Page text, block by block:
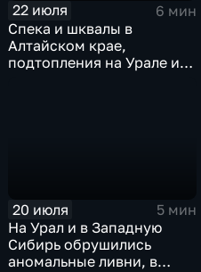
22 июля
6 мин
Спека и шквалы в
Алтайском крае,
подтопления на Урале и
20 июля
5 мин
На Урал и в Западную
Сибирь обрушились
аномальные ливни, в